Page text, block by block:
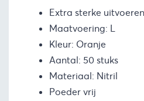
Extra sterke
Maatvoering: L
Kleur: Oranje
Aantal: 50 stuks
Materiaal: Nitril
Poeder vrij